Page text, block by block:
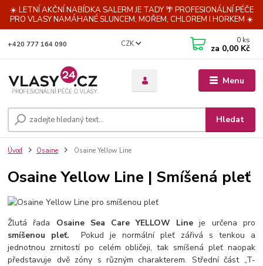
☀️ LETNÍ AKČNÍ NABÍDKA SALERM JE TADY 🌴 PROFESIONÁLNÍ PÉČE
PRO VLASY NAMÁHANÉ SLUNCEM, MOŘEM, CHLOREM I HORKEM ☀️
Menu
CZK
Hledat
+420 777 164 090 0 ks
za 0,00 Kč
Úvod Osaine Osaine Yellow Line
Osaine Yellow Line | Smíšená pleť
Žlutá řada Osaine Sea Care YELLOW Line je určena pro
smíšenou pleť. Pokud je normální pleť zářivá s tenkou a
jednotnou zrnitostí po celém obličeji, tak smíšená pleť naopak
představuje dvě zóny s různým charakterem. Střední část „T-